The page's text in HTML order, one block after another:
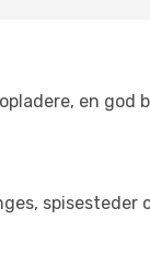
en god
spisesteder